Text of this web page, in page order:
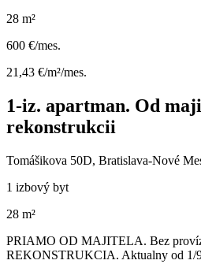
28 m²
600 €/mes.
21,43 €/m²/mes.
1-iz. apartman. Od
rekonstrukcii
Tomášikova 50D, Bratislava-Nové
1 izbový byt
28 m²
PRIAMO OD MAJITELA. Bez
REKONSTRUKCIA. Aktualny od 1/